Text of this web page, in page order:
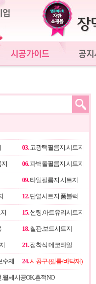
03.고광택필름지.시트지
06.파벽돌필름지.시트지
09.타일필름지.시트지
12.단열시트지.폼블럭
15.썬팅.아트유리시트지
18.칠판.보드시트지
21.접착식 데코타일
수제 24.시공구 (필름/바닥재)
세시공OK.흔적NO